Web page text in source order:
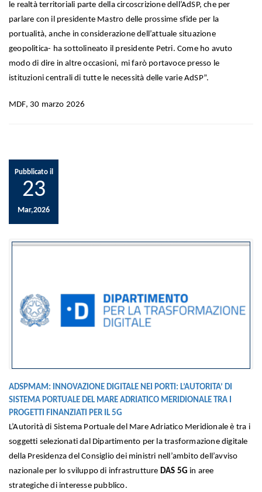
le realtà territoriali parte della circoscrizione dell’AdSP, che per
parlare con il presidente Mastro delle prossime sfide per la
portualità, anche in considerazione dell’attuale situazione
geopolitica- ha sottolineato il presidente Petri. Come ho avuto
modo di dire in altre occasioni, mi farò portavoce presso le
istituzioni centrali di tutte le necessità delle varie AdSP”.
MDF, 30 marzo 2026
Pubblicato il
23
Mar,2026
ADSPMAM: INNOVAZIONE DIGITALE NEI PORTI: L’AUTORITA’ DI
SISTEMA PORTUALE DEL MARE ADRIATICO MERIDIONALE TRA I
PROGETTI FINANZIATI PER IL 5G
L’Autorità di Sistema Portuale del Mare Adriatico Meridionale è tra i
soggetti selezionati dal Dipartimento per la trasformazione digitale
della Presidenza del Consiglio dei ministri nell’ambito dell’avviso
nazionale per lo sviluppo di infrastrutture DAS 5G in aree
strategiche di interesse pubblico.